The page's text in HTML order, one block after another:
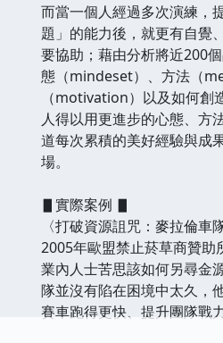
而當一個人經過多次演練，
題」的能力後，就更有自覺
要協助；藉由分析將近200
態（mindeset）、方法（
（motivation）以及如何創
人得以用更進步的心態、方
道每次累積的美好經驗與成
場。
▋實際案例 ▋
〈打破資源詛咒：麥拉倫車隊
2005年歐盟禁止菸草商贊助
業內人士苦思該如何另尋金
隊並沒有陷在困境中太久，
賽車跑得更快、提升團隊戰